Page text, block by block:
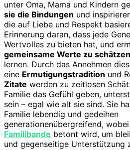
unter Oma, Mama und Kindern
sie die Bindungen und
die auf Liebe und Respekt
Erinnerung daran, dass jede
Wertvolles zu bieten hat, und
gemeinsame Werte zu schätzen
lernen. Durch das Annehmen
eine Ermutigungstradition und
Zitate werden zu zeitlosen
Familie das Gefühl geben,
sein – egal wie alt sie sind. Sie
Familie lebendig und gedeihen
generationenübergreifend,
Familibande betont wird, um
und gegenseitige Unterstützung